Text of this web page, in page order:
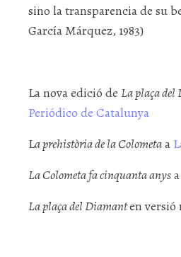
sino la transparencia de su
García Márquez, 1983)
La nova edició de La plaça
Periódico de Catalunya
La prehistòria de la Colometaa
La Colometa fa cinquanta anysa
La plaça del Diamanten versió